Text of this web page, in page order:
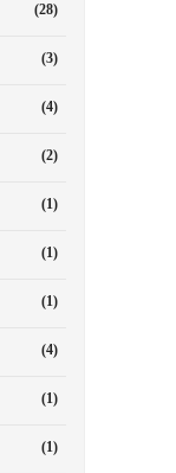
(28)
(3)
(4)
(2)
(1)
(1)
(1)
(4)
(1)
(1)